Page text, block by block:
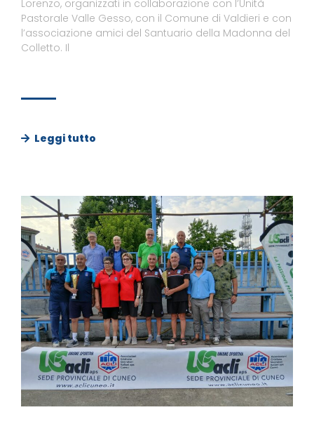
Lorenzo, organizzati in collaborazione con l’Unità
Pastorale Valle Gesso, con il Comune di Valdieri e con
l’associazione amici del Santuario della Madonna del
Colletto. Il
Leggi tutto